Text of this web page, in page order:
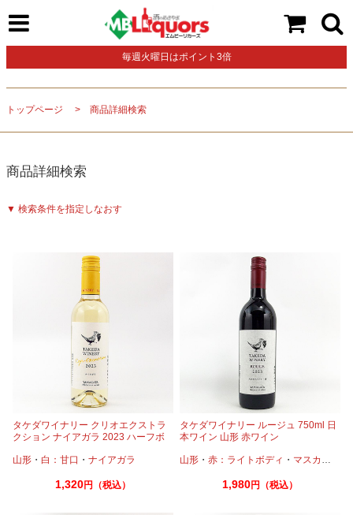
毎週火曜日はポイント3倍
トップページ 商品詳細検索
商品詳細検索
▼ 検索条件を指定しなおす
タケダワイナリー クリオエクストラ
クション ナイアガラ 2023 ハーフボ
山形 ・ 白：甘口 ・ ナイアガラ
1,320円（税込）
タケダワイナリー ルージュ 750ml 日
本ワイン 山形 赤ワイン
山形 ・赤：ライトボディ ・ マスカットベーリーA
1,980円（税込）